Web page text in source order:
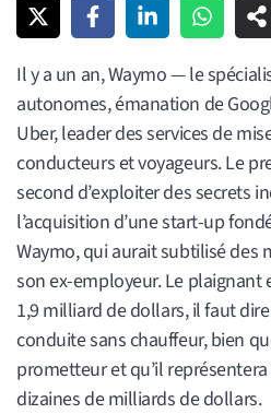
Il y a un an, Waymo — le
autonomes, émanation de
Uber, leader des services de
conducteurs et voyageurs. Le
second d’exploiter des secrets
l’acquisition d’une start-up
Waymo, qui aurait subtilisé des
son ex-employeur. Le plaignant
1,9 milliard de dollars, il faut
conduite sans chauffeur, bien
prometteur et qu’il
dizaines de milliards de dollars.